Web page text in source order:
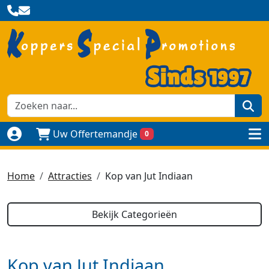
Naar login paginaUw Offertemandje 0
Home Attracties Kop van Jut Indiaan
Bekijk Categorieën